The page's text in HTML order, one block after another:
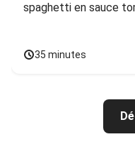
spaghetti en sauce
35 minutes